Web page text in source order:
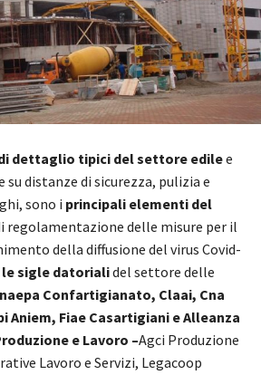
dettaglio tipici del settore edilee
su distanze di sicurezza, pulizia e
sono i principali elementi del
regolamentazione delle misure per il
della diffusione del virus Covid-
sigle datorialidel settore delle
Confartigianato, Claai, Cna
Aniem, Fiae Casartigiani e Alleanza
e Lavoro –Agci Produzione
Lavoro e Servizi, Legacoop